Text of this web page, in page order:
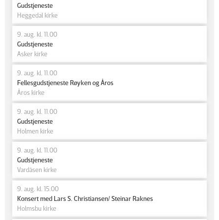
Gudstjeneste
Heggedal kirke
9. aug. kl. 11.00
Gudstjeneste
Asker kirke
9. aug. kl. 11.00
Fellesgudstjeneste Røyken og Åros
Åros kirke
9. aug. kl. 11.00
Gudstjeneste
Holmen kirke
9. aug. kl. 11.00
Gudstjeneste
Vardåsen kirke
9. aug. kl. 15.00
Konsert med Lars S. Christiansen/ Steinar Raknes
Holmsbu kirke